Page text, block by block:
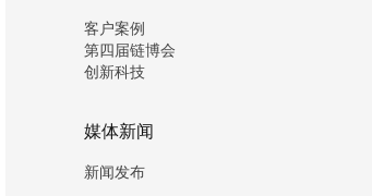
客户案例
第四届链博会
创新科技
媒体新闻
新闻发布